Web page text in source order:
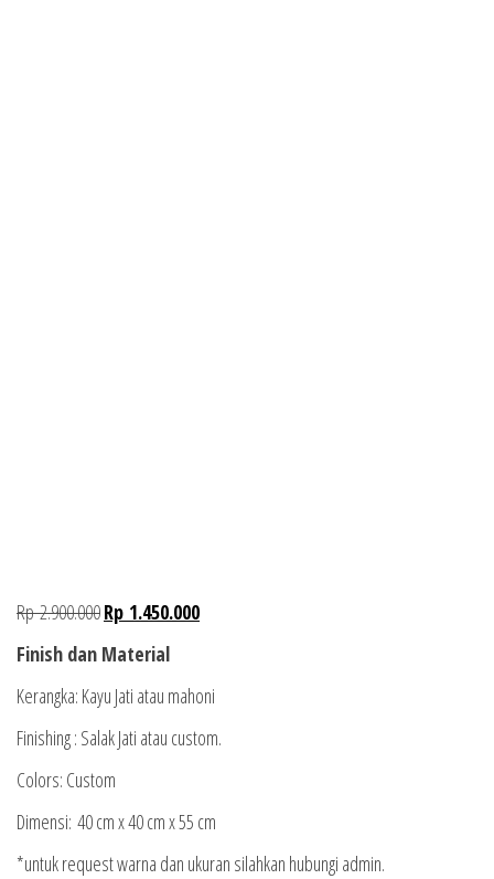
Rp2.900.000Rp 1.450.000
Finish dan Material
Kerangka: Kayu Jati atau mahoni
Finishing : Salak Jati atau custom.
Colors: Custom
Dimensi: 40 cm x 40 cm x 55 cm
*untuk request warna dan ukuran silahkan hubungi admin.